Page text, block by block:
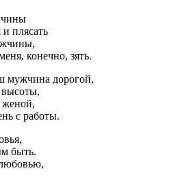
и плясать
конечно, зять.
мужчина дорогой,
высоты,
женой,
с работы.
быть.